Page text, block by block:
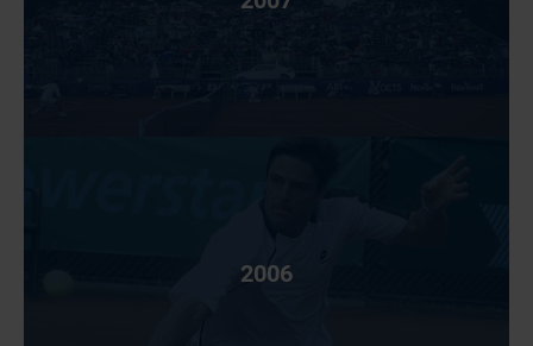
2006